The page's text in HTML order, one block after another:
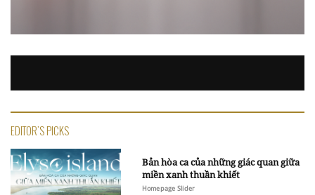
EDITOR'S PICKS
Bản hòa ca của những giác quan giữa
miền xanh thuần khiết
Homepage Slider